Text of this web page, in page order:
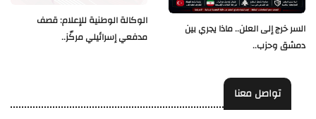
الوكالة الوطنية للإعلام: قصف
مدفعي إسرائيلي مركّز..
السر خرج إلى العلن.. ماذا يجري بين
دمشق وحزب..
تواصل معنا